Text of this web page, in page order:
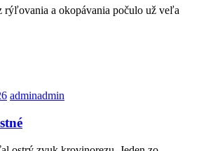
rýľovania a okopávania počulo už veľa
adminadmin